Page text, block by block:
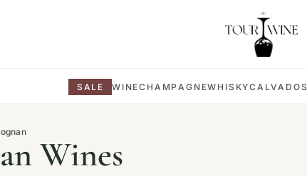
SALE WINECHAMPAGNEWHISKYCALVADOS
Wines